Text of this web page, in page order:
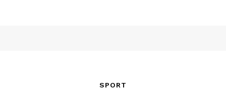
SPORT